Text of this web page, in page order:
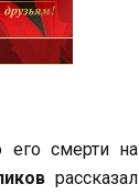
его смерти на
рассказал